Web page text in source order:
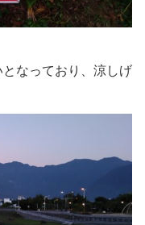
なっており、涼しげ